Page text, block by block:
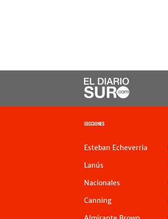
SECCIONES
Esteban Echeverria
Lanús
Nacionales
Canning